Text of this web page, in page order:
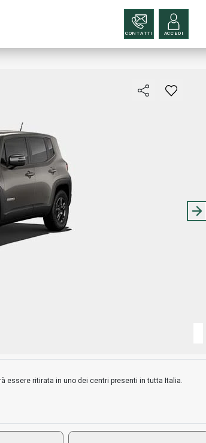
CONTATTI ACCEDI
essere ritirata in uno dei centri presenti in tutta Italia.